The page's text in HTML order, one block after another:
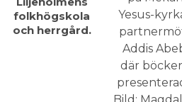
folkhögskola
och herrgård.